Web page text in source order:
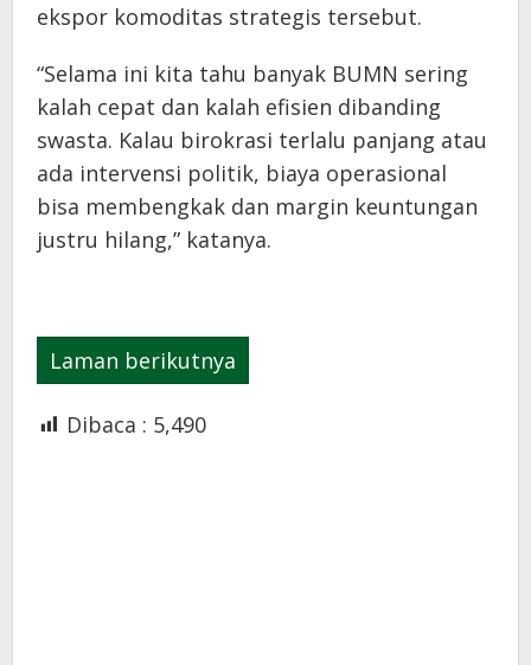
ekspor komoditas strategis tersebut.
“Selama ini kita tahu banyak BUMN sering
kalah cepat dan kalah efisien dibanding
swasta. Kalau birokrasi terlalu panjang atau
ada intervensi politik, biaya operasional
bisa membengkak dan margin keuntungan
justru hilang,” katanya.
Laman berikutnya
Dibaca : 5,490